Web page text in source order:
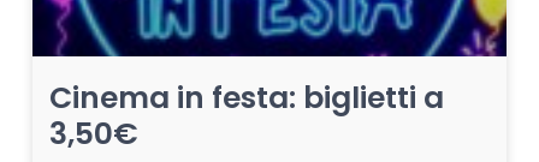
Cinema in festa: biglietti a
3,50€